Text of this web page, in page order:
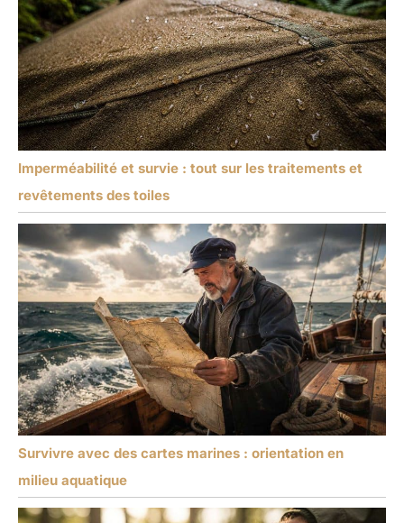
Imperméabilité et survie : tout sur les traitements et
revêtements des toiles
Survivre avec des cartes marines : orientation en
milieu aquatique